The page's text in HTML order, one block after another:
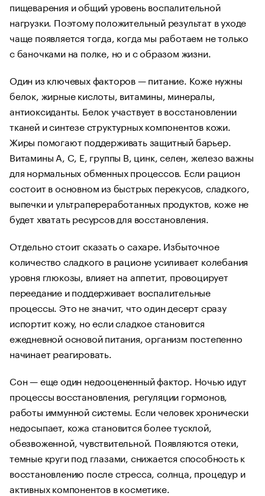
пищеварения и общий уровень воспалительной
нагрузки. Поэтому положительный результат в уходе
чаще появляется тогда, когда мы работаем не только
с баночками на полке, но и с образом жизни.
Один из ключевых факторов — питание. Коже нужны
белок, жирные кислоты, витамины, минералы,
антиоксиданты. Белок участвует в восстановлении
тканей и синтезе структурных компонентов кожи.
Жиры помогают поддерживать защитный барьер.
Витамины A, C, E, группы B, цинк, селен, железо важны
для нормальных обменных процессов. Если рацион
состоит в основном из быстрых перекусов, сладкого,
выпечки и ультрапереработанных продуктов, коже не
будет хватать ресурсов для восстановления.
Отдельно стоит сказать о сахаре. Избыточное
количество сладкого в рационе усиливает колебания
уровня глюкозы, влияет на аппетит, провоцирует
переедание и поддерживает воспалительные
процессы. Это не значит, что один десерт сразу
испортит кожу, но если сладкое становится
ежедневной основой питания, организм постепенно
начинает реагировать.
Сон — еще один недооцененный фактор. Ночью идут
процессы восстановления, регуляции гормонов,
работы иммунной системы. Если человек хронически
недосыпает, кожа становится более тусклой,
обезвоженной, чувствительной. Появляются отеки,
темные круги под глазами, снижается способность к
восстановлению после стресса, солнца, процедур и
активных компонентов в косметике.